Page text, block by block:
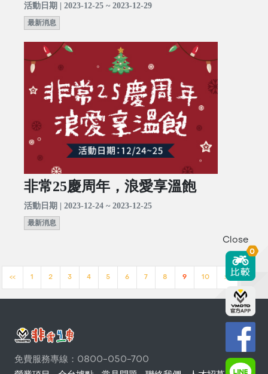
活動日期 | 2023-12-25 ~ 2023-12-29
最新消息
非常25慶周年，浪愛享溫飽
活動日期 | 2023-12-24 ~ 2023-12-25
最新消息
<< 1 2 3 4 5 6 7 8 9 10 >>
免費服務專線：0800-050-700
Close
0